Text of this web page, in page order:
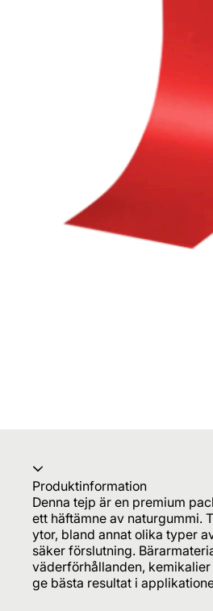
Produktinformation
Denna tejp är en premium
ett häftämne av naturgummi.
ytor, bland annat olika typer
säker förslutning.
väderförhållanden,
ge bästa resultat i